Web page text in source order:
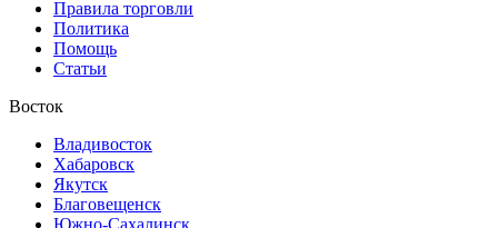
Правила торговли
Политика
Помощь
Статьи
Восток
Владивосток
Хабаровск
Якутск
Благовещенск
Южно-Сахалинск